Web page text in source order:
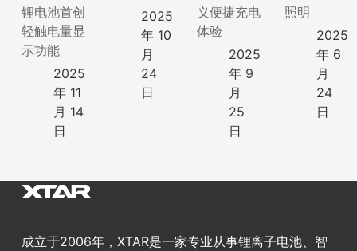
锂电池首创
轻触电量显
示功能
2025
年 11
月 14
日
2025
年 10
月
24
日
义便捷充电
体验
2025
年 9
月
25
日
照明
2025
年 6
月
24
日
成立于2006年，XTAR是一家专业从事锂离子电池、智